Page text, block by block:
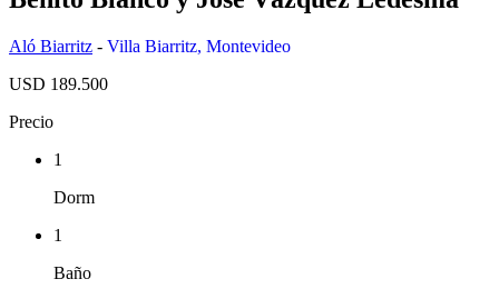
Aló Biarritz - Villa Biarritz, Montevideo
USD 189.500
Precio
1
Dorm
1
Baño